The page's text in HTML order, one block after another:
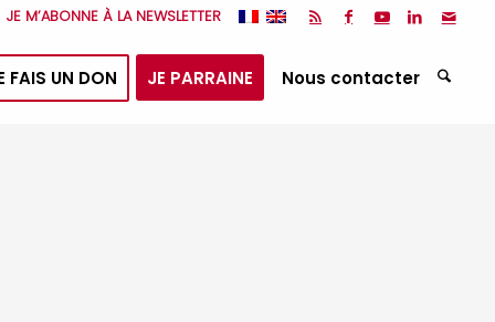
JE M’ABONNE À LA NEWSLETTER
FAIS UN DON JE PARRAINE Nous contacter